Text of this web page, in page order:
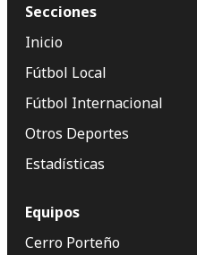
Secciones
Inicio
Fútbol Local
Fútbol Internacional
Otros Deportes
Estadísticas
Equipos
Cerro Porteño